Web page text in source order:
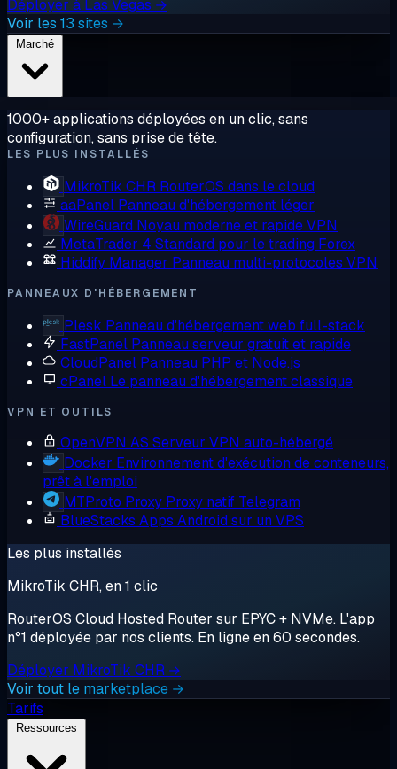
Déployer à Las Vegas →
Voir les 13 sites →
1000+ applications déployées en un clic, sans
configuration, sans prise de tête.
LES PLUS INSTALLÉS
MikroTik CHR RouterOS dans le cloud
aaPanel Panneau d'hébergement léger
WireGuard Noyau moderne et rapide VPN
MetaTrader 4 Standard pour le trading Forex
Hiddify Manager Panneau multi-protocoles VPN
PANNEAUX D'HÉBERGEMENT
Plesk Panneau d'hébergement web full-stack
FastPanel Panneau serveur gratuit et rapide
CloudPanel Panneau PHP et Node.js
cPanel Le panneau d'hébergement classique
VPN ET OUTILS
OpenVPN AS Serveur VPN auto-hébergé
Docker Environnement d'exécution de conteneurs,
prêt à l'emploi
MTProto Proxy Proxy natif Telegram
BlueStacks Apps Android sur un VPS
Les plus installés
MikroTik CHR, en 1 clic
RouterOS Cloud Hosted Router sur EPYC + NVMe. L'app
n°1 déployée par nos clients. En ligne en 60 secondes.
Déployer MikroTik CHR →
Voir tout le marketplace →
Tarifs